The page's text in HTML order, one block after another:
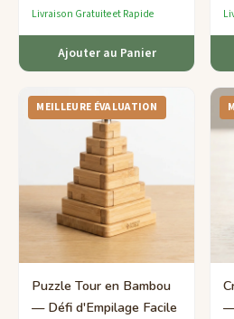
sources durables.
Livraison Gratuite et Rapide
Ajouter au Panier
MEILLEURE ÉVALUATION
Puzzle Tour en Bambou
— Défi d'Empilage Facile
—